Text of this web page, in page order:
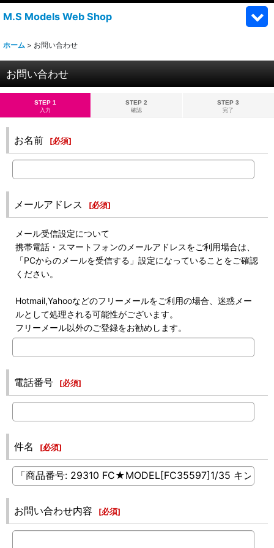
M.S Models Web Shop
ホーム > お問い合わせ
お問い合わせ
STEP 1
入力
STEP 2
確認
STEP 3
完了
お名前 [必須]
メールアドレス [必須]
メール受信設定について
携帯電話・スマートフォンのメールアドレスをご利用場合は、
「PCからのメールを受信する」設定になっていることをご確認
ください。
Hotmail,Yahooなどのフリーメールをご利用の場合、迷惑メー
ルとして処理される可能性がございます。
フリーメール以外のご登録をお勧めします。
電話番号 [必須]
件名 [必須]
お問い合わせ内容 [必須]